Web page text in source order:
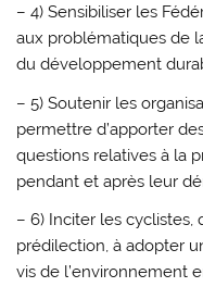
– 4) Sensibiliser les
aux problématiques de
du développement
– 5) Soutenir les
permettre d’apporter
questions relatives à la
pendant et après leur
– 6) Inciter les
prédilection, à adopter
vis de l’environnement